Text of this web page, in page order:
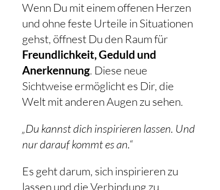
Wenn Du mit einem offenen Herzen
und ohne feste Urteile in Situationen
gehst, öffnest Du den Raum für
Freundlichkeit, Geduld und
Anerkennung. Diese neue
Sichtweise ermöglicht es Dir, die
Welt mit anderen Augen zu sehen.
„Du kannst dich inspirieren lassen. Und
nur darauf kommt es an.“
Es geht darum, sich inspirieren zu
lassen und die Verbindung zu